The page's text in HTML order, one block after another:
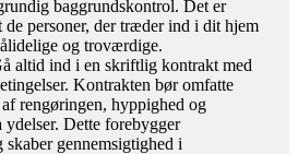
baggrundskontrol. Det er
personer, der træder ind i dit hjem
og troværdige.
altid ind i en skriftlig kontrakt med
Kontrakten bør omfatte
rengøringen, hyppighed og
ydelser. Dette forebygger
skaber gennemsigtighed i